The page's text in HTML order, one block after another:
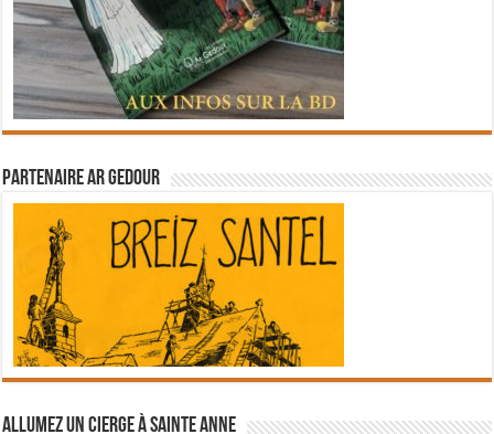
Partenaire Ar Gedour
Allumez un cierge à Sainte Anne